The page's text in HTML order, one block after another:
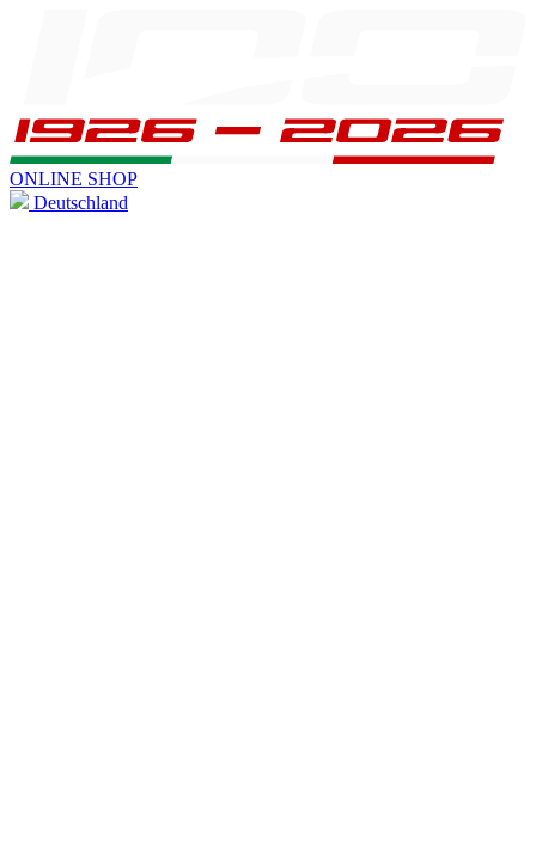
ONLINE SHOP
Deutschland